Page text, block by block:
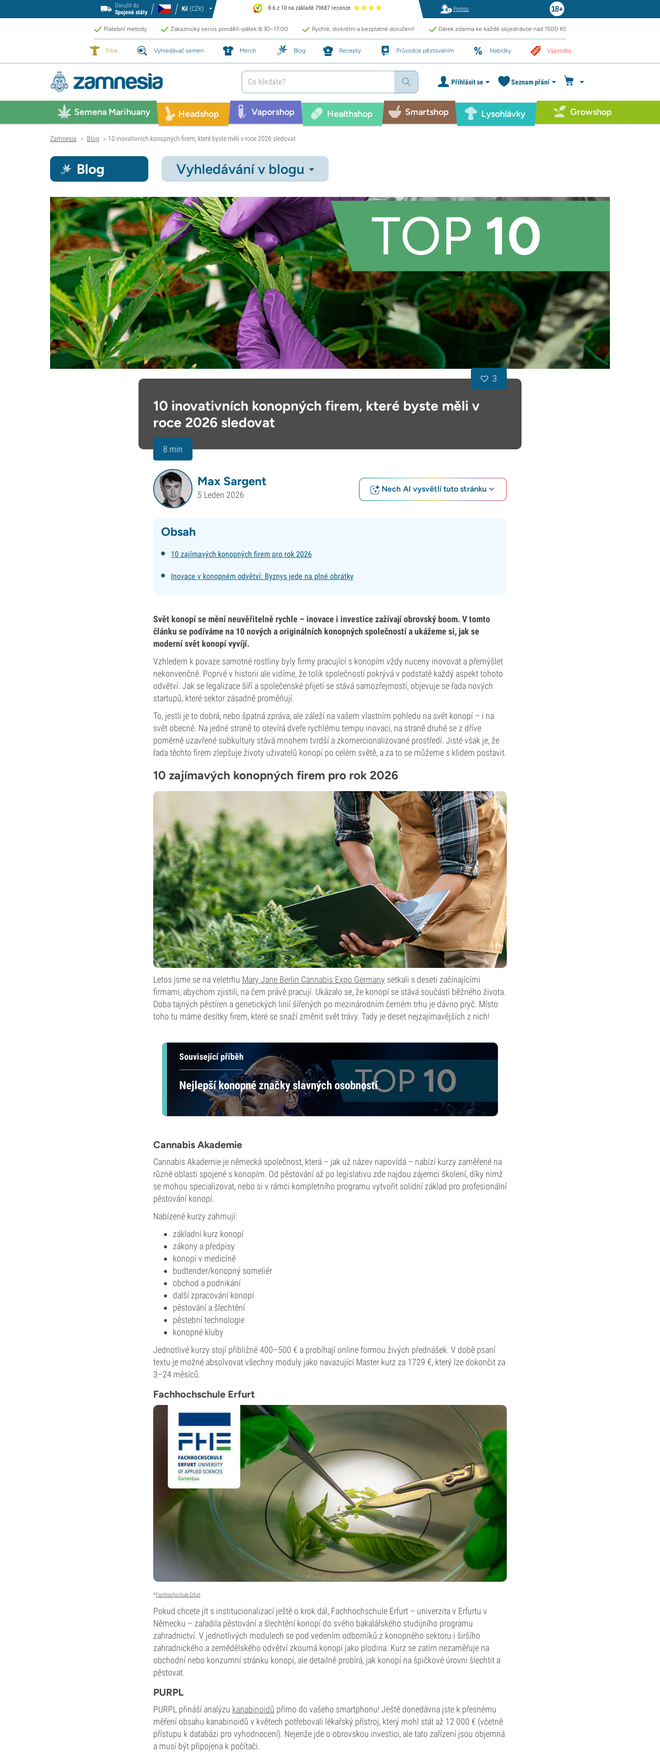
Doručit do
Spojené státy
Kč (CZK) 8.6 z 10 na základě 79687 recenze Pomoc
Platební metody Zákaznický servis pondělí–pátek 8:30–17:00 Rychlé, diskrétní a bezplatné doručení! Dárek zdarma ke každé objednávce nad 1500 Kč
Tribe Vyhledávač semen Merch Blog Recepty Průvodce pěstováním Nabídky Výprodej
Přihlásit se Seznam přání
Semena Marihuany Headshop Vaporshop Healthshop Smartshop Lysohlávky Growshop
Zamnesia > Blog > 10 inovativních konopných firem, které byste měli v roce 2026 sledovat
Blog Vyhledávání v blogu
10 inovativních konopných firem, které byste měli v
roce 2026 sledovat
8 min
3
Max Sargent
5 Leden 2026
Nech AI vysvětlí tuto stránku
Obsah
10 zajímavých konopných firem pro rok 2026
Inovace v konopném odvětví: Byznys jede na plné obrátky
Svět konopí se mění neuvěřitelně rychle – inovace i investice zažívají obrovský boom. V tomto
článku se podíváme na 10 nových a originálních konopných společností a ukážeme si, jak se
moderní svět konopí vyvíjí.
Vzhledem k povaze samotné rostliny byly firmy pracující s konopím vždy nuceny inovovat a přemýšlet
nekonvenčně. Poprvé v historii ale vidíme, že tolik společností pokrývá v podstatě každý aspekt tohoto
odvětví. Jak se legalizace šíří a společenské přijetí se stává samozřejmostí, objevuje se řada nových
startupů, které sektor zásadně proměňují.
To, jestli je to dobrá, nebo špatná zpráva, ale záleží na vašem vlastním pohledu na svět konopí – i na
svět obecně. Na jedné straně to otevírá dveře rychlému tempu inovací, na straně druhé se z dříve
poměrně uzavřené subkultury stává mnohem tvrdší a zkomercionalizované prostředí. Jisté však je, že
řada těchto firem zlepšuje životy uživatelů konopí po celém světě, a za to se můžeme s klidem postavit.
10 zajímavých konopných firem pro rok 2026
Letos jsme se na veletrhu Mary Jane Berlin Cannabis Expo Germany setkali s deseti začínajícími
firmami, abychom zjistili, na čem právě pracují. Ukázalo se, že konopí se stává součástí běžného života.
Doba tajných pěstíren a genetických linií šířených po mezinárodním černém trhu je dávno pryč. Místo
toho tu máme desítky firem, které se snaží změnit svět trávy. Tady je deset nejzajímavějších z nich!
Související příběh
Nejlepší konopné značky slavných osobností
Cannabis Akademie
Cannabis Akademie je německá společnost, která – jak už název napovídá – nabízí kurzy zaměřené na
různé oblasti spojené s konopím. Od pěstování až po legislativu zde najdou zájemci školení, díky nimž
se mohou specializovat, nebo si v rámci kompletního programu vytvořit solidní základ pro profesionální
pěstování konopí.
Nabízené kurzy zahrnují:
základní kurz konopí
zákony a předpisy
konopí v medicíně
budtender/konopný someliér
obchod a podnikání
další zpracování konopí
pěstování a šlechtění
pěstební technologie
konopné kluby
Jednotlivé kurzy stojí přibližně 400–500 € a probíhají online formou živých přednášek. V době psaní
textu je možné absolvovat všechny moduly jako navazující Master kurz za 1729 €, který lze dokončit za
3–24 měsíců.
Fachhochschule Erfurt
*Fachhochschule Erfurt
Pokud chcete jít s institucionalizací ještě o krok dál, Fachhochschule Erfurt – univerzita v Erfurtu v
Německu – zařadila pěstování a šlechtění konopí do svého bakalářského studijního programu
zahradnictví. V jednotlivých modulech se pod vedením odborníků z konopného sektoru i širšího
zahradnického a zemědělského odvětví zkoumá konopí jako plodina. Kurz se zatím nezaměřuje na
obchodní nebo konzumní stránku konopí, ale detailně probírá, jak konopí na špičkové úrovni šlechtit a
pěstovat.
PURPL
PURPL přináší analýzu kanabinoidů přímo do vašeho smartphonu! Ještě donedávna jste k přesnému
měření obsahu kanabinoidů v květech potřebovali lékařský přístroj, který mohl stát až 12 000 € (včetně
přístupu k databázi pro vyhodnocení). Nejenže jde o obrovskou investici, ale tato zařízení jsou objemná
a musí být připojena k počítači.